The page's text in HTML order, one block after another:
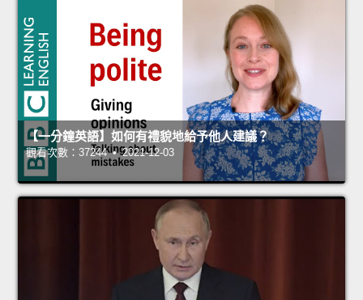
【一分鐘英語】如何有禮貌地給予他人建議？
觀看次數：37244 • 2021-12-03